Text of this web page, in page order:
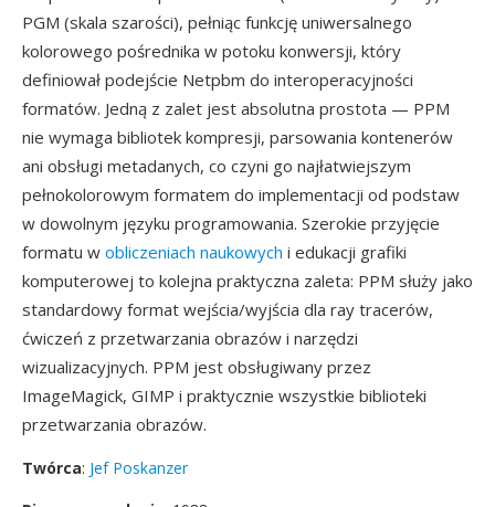
PGM (skala szarości), pełniąc funkcję uniwersalnego
kolorowego pośrednika w potoku konwersji, który
definiował podejście Netpbm do interoperacyjności
formatów. Jedną z zalet jest absolutna prostota — PPM
nie wymaga bibliotek kompresji, parsowania kontenerów
ani obsługi metadanych, co czyni go najłatwiejszym
pełnokolorowym formatem do implementacji od podstaw
w dowolnym języku programowania. Szerokie przyjęcie
formatu w obliczeniach naukowych i edukacji grafiki
komputerowej to kolejna praktyczna zaleta: PPM służy jako
standardowy format wejścia/wyjścia dla ray tracerów,
ćwiczeń z przetwarzania obrazów i narzędzi
wizualizacyjnych. PPM jest obsługiwany przez
ImageMagick, GIMP i praktycznie wszystkie biblioteki
przetwarzania obrazów.
Twórca: Jef Poskanzer